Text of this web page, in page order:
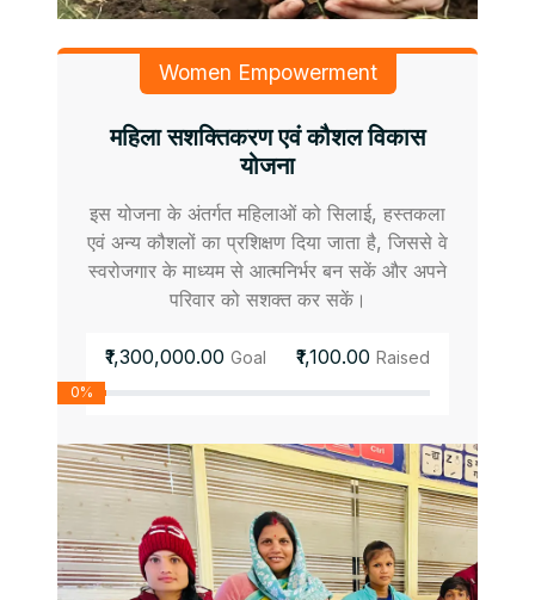
Women Empowerment
महिला सशक्तिकरण एवं कौशल विकास
योजना
इस योजना के अंतर्गत महिलाओं को सिलाई, हस्तकला
एवं अन्य कौशलों का प्रशिक्षण दिया जाता है, जिससे वे
स्वरोजगार के माध्यम से आत्मनिर्भर बन सकें और अपने
परिवार को सशक्त कर सकें।
₹1,300,000.00 Goal ₹1,100.00 Raised
0%